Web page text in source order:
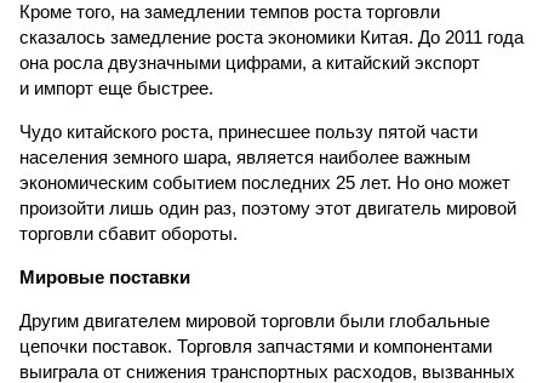
Кроме того, на замедлении темпов роста торговли
сказалось замедление роста экономики Китая. До 2011 года
она росла двузначными цифрами, а китайский экспорт
и импорт еще быстрее.
Чудо китайского роста, принесшее пользу пятой части
населения земного шара, является наиболее важным
экономическим событием последних 25 лет. Но оно может
произойти лишь один раз, поэтому этот двигатель мировой
торговли сбавит обороты.
Мировые поставки
Другим двигателем мировой торговли были глобальные
цепочки поставок. Торговля запчастями и компонентами
выиграла от снижения транспортных расходов, вызванных